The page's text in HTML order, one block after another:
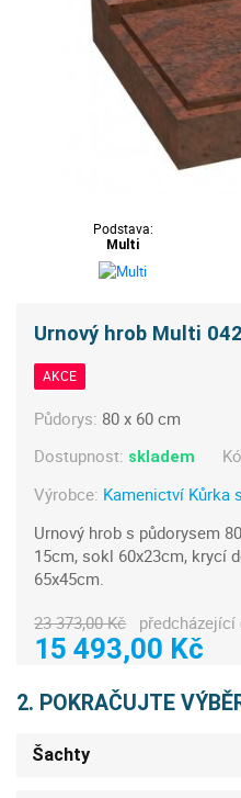
Podstava:
Multi
Urnový hrob Multi
AKCE
Půdorys: 80 x 60 cm
Dostupnost: skladem
Výrobce: Kamenictví Kůrka
Urnový hrob s půdorysem
15cm, sokl 60x23cm, krycí
65x45cm.
23 373,00 Kč předcházející
15 493,00 Kč
2. POKRAČUJTE
Šachty